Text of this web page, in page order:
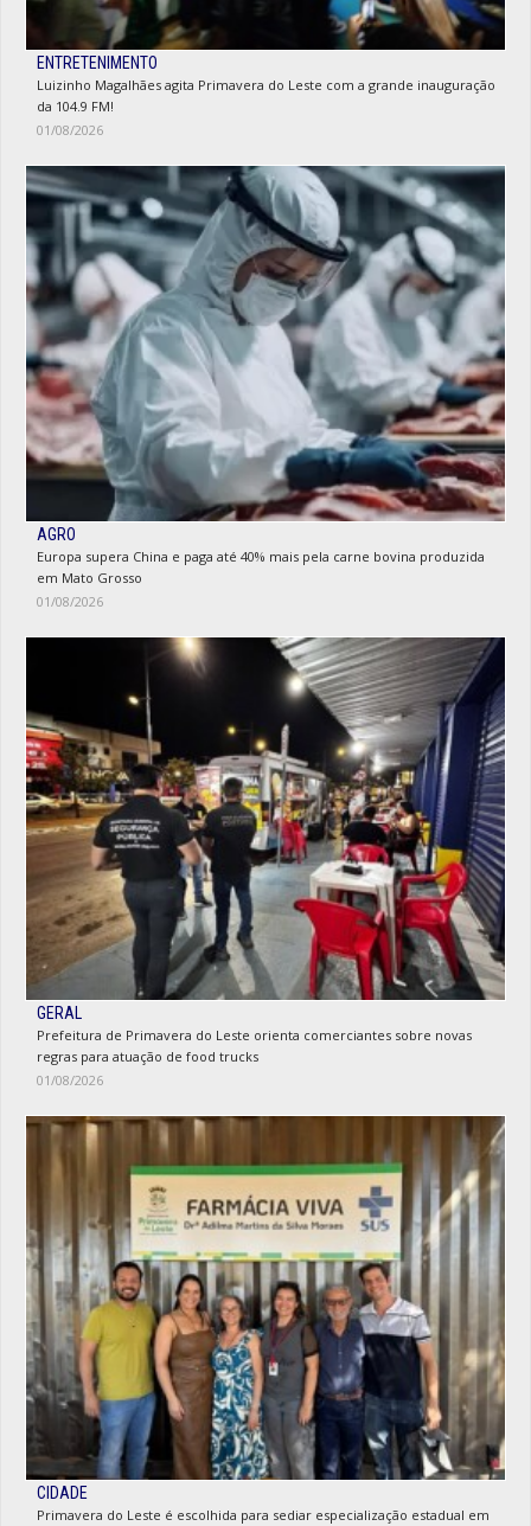
ENTRETENIMENTO
Luizinho Magalhães agita Primavera do Leste com a grande inauguração
da 104.9 FM!
01/08/2026
AGRO
Europa supera China e paga até 40% mais pela carne bovina produzida
em Mato Grosso
01/08/2026
GERAL
Prefeitura de Primavera do Leste orienta comerciantes sobre novas
regras para atuação de food trucks
01/08/2026
CIDADE
Primavera do Leste é escolhida para sediar especialização estadual em